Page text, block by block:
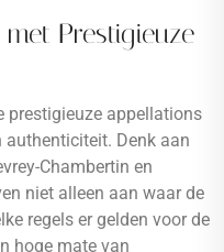
Prestigieuze
prestigieuze appellations
Denk aan
Chambertin en
niet alleen aan waar de
regels er gelden voor de
hoge mate van